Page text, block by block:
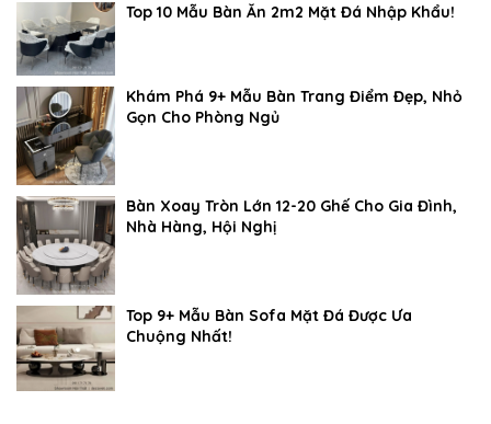
Top 10 Mẫu Bàn Ăn 2m2 Mặt Đá Nhập Khẩu!
Khám Phá 9+ Mẫu Bàn Trang Điểm Đẹp, Nhỏ
Gọn Cho Phòng Ngủ
Bàn Xoay Tròn Lớn 12-20 Ghế Cho Gia Đình,
Nhà Hàng, Hội Nghị
Top 9+ Mẫu Bàn Sofa Mặt Đá Được Ưa
Chuộng Nhất!